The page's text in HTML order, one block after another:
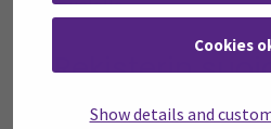
Cookies
Show details and
ulkopuolelle.
9. Rekisterin
periaatteet